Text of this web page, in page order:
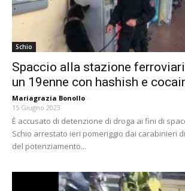
Schio
Spaccio alla stazione
un 19enne con hashish e
Mariagrazia Bonollo -
15 Giugno 2023
È accusato di detenzione di droga ai fini di
Schio arrestato ieri pomeriggio dai carabinieri
del potenziamento...